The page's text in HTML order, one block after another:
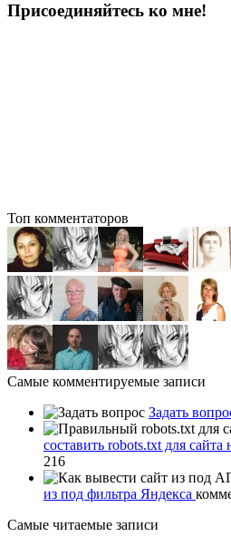
Присоединяйтесь ко мне!
Топ комментаторов
Самые комментируемые записи
Задать
составить robots.txt для сайта
216
из под фильтра Яндекса
Самые читаемые записи